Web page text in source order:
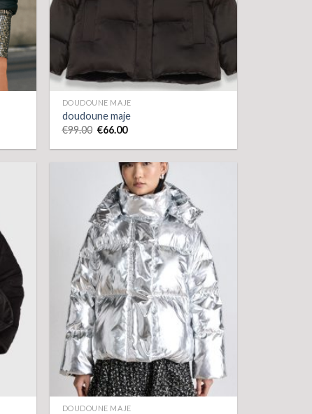
DOUDOUNE MAJE
doudoune maje
€99.00 €66.00
DOUDOUNE MAJE